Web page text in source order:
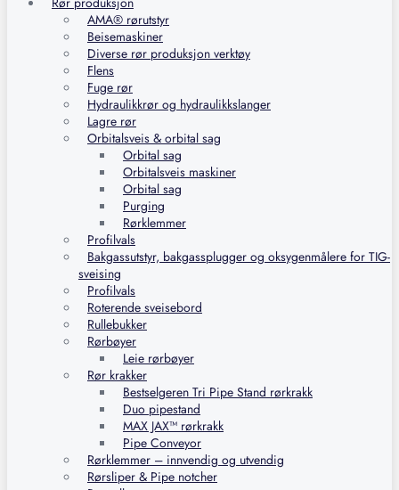
AMA® rørutstyr
Beisemaskiner
Diverse rør produksjon verktøy
Flens
Fuge rør
Hydraulikkrør og hydraulikkslanger
Lagre rør
Orbitalsveis & orbital sag
Orbital sag
Orbitalsveis maskiner
Orbital sag
Purging
Rørklemmer
Profilvals
Bakgassutstyr, bakgassplugger og oksygenmålere for TIG-
sveising
Profilvals
Roterende sveisebord
Rullebukker
Rørbøyer
Leie rørbøyer
Rør krakker
Bestselgeren Tri Pipe Stand rørkrakk
Duo pipestand
MAX JAX™ rørkrakk
Pipe Conveyor
Rørklemmer – innvendig og utvendig
Rørsliper & Pipe notcher